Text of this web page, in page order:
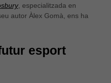
, especialitzada en
autor Àlex Gomà, ens ha
esport
necessitem
aquestes